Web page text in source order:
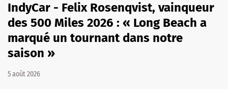
IndyCar - Felix Rosenqvist, vainqueur
des 500 Miles 2026 : « Long Beach a
marqué un tournant dans notre
saison »
5 août 2026